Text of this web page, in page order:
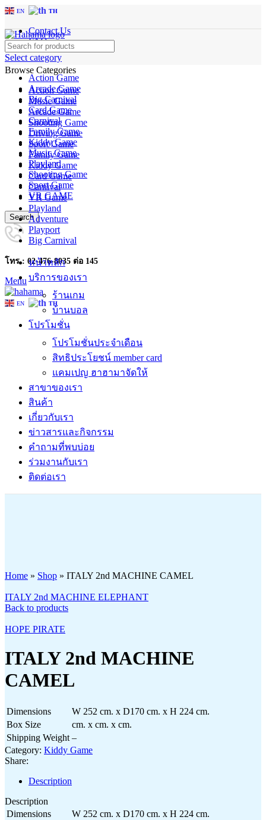
EN TH
Contact Us
FAQs
Select category
Action Game
Arcade Game
Big Carnival
Card Game
Carnival
Family Game
Kiddy Game
Music Game
Playland
Shooting Game
Sport Game
VR GAME
Search
โทร : 02-476-8035 ต่อ 145
Menu
EN TH
Browse Categories
Action Game
Music Game
Arcade Game
Shooting Game
Driving Game
Sport Game
Family Game
Kiddy Game
Card Game
Carnival
VR Game
Playland
Adventure
Playport
Big Carnival
หน้าหลัก
บริการของเรา
ร้านเกม
บ้านบอล
โปรโมชั่น
โปรโมชั่นประจำเดือน
สิทธิประโยชน์ member card
แคมเปญ ฮาฮามาจัดให้
สาขาของเรา
สินค้า
เกี่ยวกับเรา
ข่าวสารและกิจกรรม
คำถามที่พบบ่อย
ร่วมงานกับเรา
ติดต่อเรา
Home » Shop » ITALY 2nd MACHINE CAMEL
ITALY 2nd MACHINE ELEPHANT
Back to products
HOPE PIRATE
ITALY 2nd MACHINE
CAMEL
Dimensions
W 252 cm. x D170 cm. x H 224 cm.
Box Size
cm. x cm. x cm.
Shipping Weight –
Category: Kiddy Game
Share:
Description
Description
Dimensions
W 252 cm. x D170 cm. x H 224 cm.